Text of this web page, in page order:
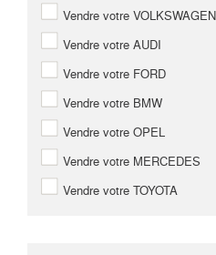
Vendre votre VOLKSWAGEN
Vendre votre AUDI
Vendre votre FORD
Vendre votre BMW
Vendre votre OPEL
Vendre votre MERCEDES
Vendre votre TOYOTA